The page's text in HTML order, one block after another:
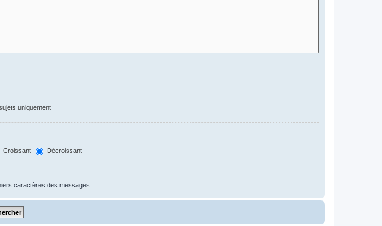
uniquement
Croissant Décroissant
caractères des messages